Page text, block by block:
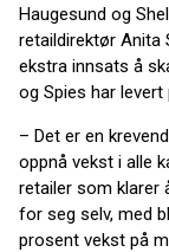
Haugesund og
retaildirektør Anita
ekstra innsats å
og Spies har levert
– Det er en
oppnå vekst i alle
retailer som klarer
for seg selv, med
prosent vekst på